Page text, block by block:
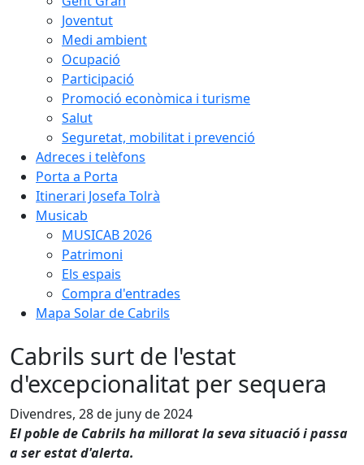
Joventut
Medi ambient
Ocupació
Participació
Promoció econòmica i turisme
Salut
Seguretat, mobilitat i prevenció
Adreces i telèfons
Porta a Porta
Itinerari Josefa Tolrà
Musicab
MUSICAB 2026
Patrimoni
Els espais
Compra d'entrades
Mapa Solar de Cabrils
Cabrils surt de l'estat
d'excepcionalitat per sequera
Divendres, 28 de juny de 2024
El poble de Cabrils ha millorat la seva situació i passa
a ser estat d'alerta.